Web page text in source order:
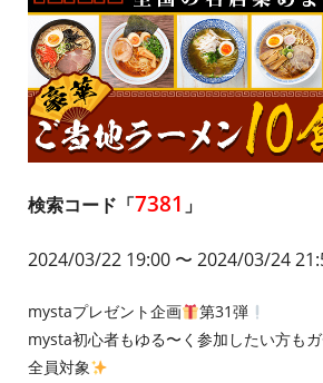
検索コード「7381 」
2024/03/22 19:00 〜 2024/03/24
mystaプレゼント企画
第31弾
mysta初心者もゆる〜く参加したい方も
全員対象